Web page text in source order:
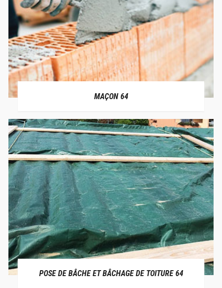
MAÇON 64
POSE DE BÂCHE ET BÂCHAGE DE TOITURE 64